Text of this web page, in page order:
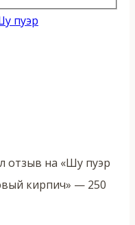
пуэр
отзыв на «Шу пуэр
кирпич» — 250